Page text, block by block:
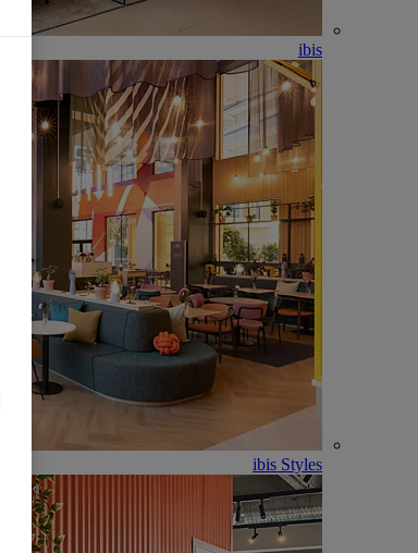
ibis
ibis Styles